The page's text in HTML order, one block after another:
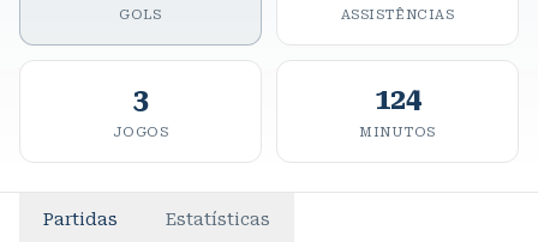
GOLS ASSISTÊNCIAS
3
JOGOS
124
MINUTOS
Partidas Estatísticas